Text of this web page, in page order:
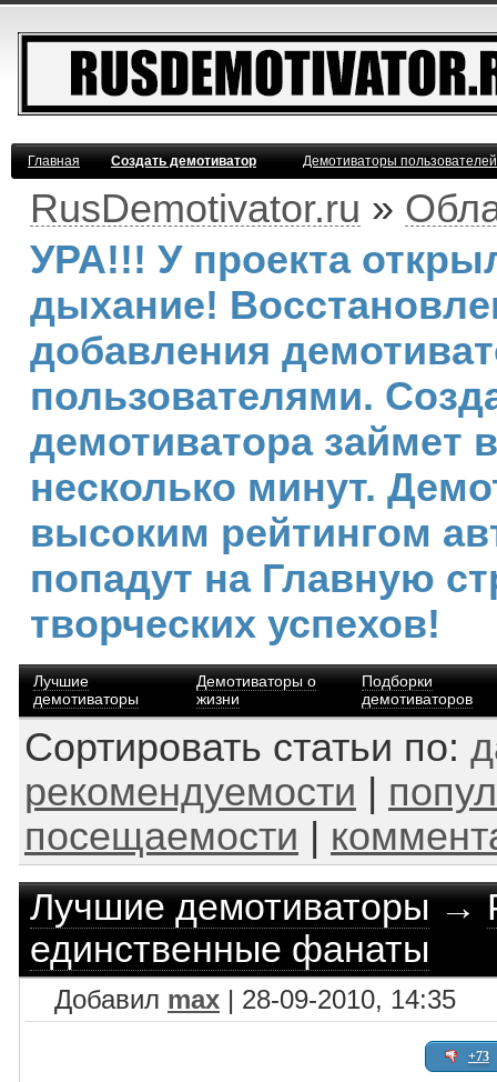
Главная Создать демотиватор Демотиваторы
RusDemotivator.ru »
УРА!!! У проекта
дыхание!
добавления
пользователями.
демотиватора займет
несколько минут.
высоким рейтингом
попадут на Главную
творческих успехов!
Лучшие
демотиваторы
Демотиваторы о
жизни
Подборки
демотиваторов
Сортировать статьи по:
рекомендуемости
посещаемости
Лучшие демотиваторы→
единственные фанаты
Добавил max | 28-09-2010, 14:35
+73